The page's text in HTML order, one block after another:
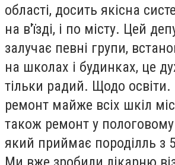
області, досить якісна
на в'їзді, і по місту. Цей
залучає певні групи,
на школах і будинках, це
тільки радий. Щодо
ремонт майже всіх шкіл
також ремонт у
який приймає породілль з